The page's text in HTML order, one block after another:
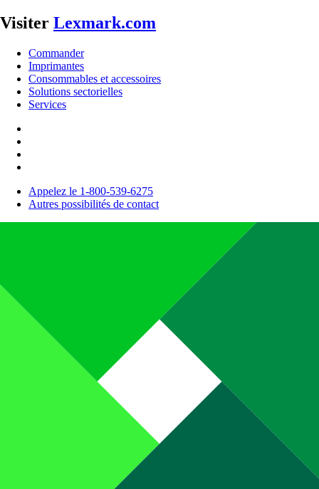
Visiter Lexmark.com
Commander
Imprimantes
Consommables et accessoires
Solutions sectorielles
Services
Appelez le 1-800-539-6275
Autres possibilités de contact